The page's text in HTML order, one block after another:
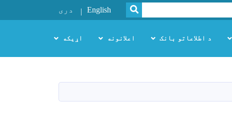
SEARCH
English دری
د اطلاعاتو بانک اعلانونه اړیکه